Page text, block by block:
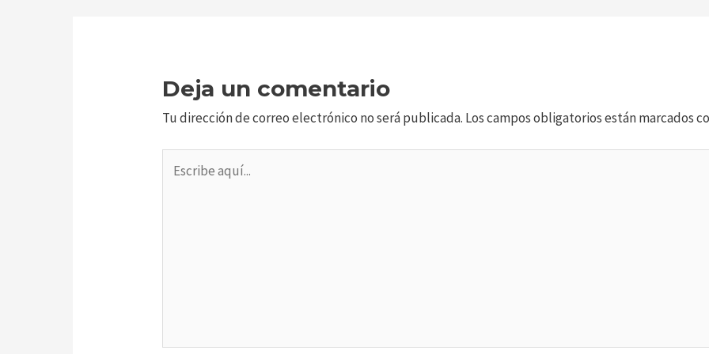
Deja un comentario
Tu dirección de correo electrónico no será publicada. Los campos obligatorios están marcados
aquí...